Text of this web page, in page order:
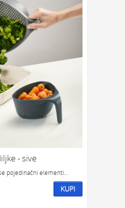
- sive
pojedinačni elementi...
KUPI